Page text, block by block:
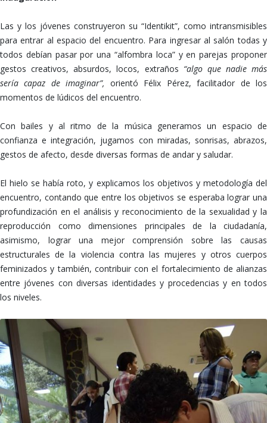
Las y los jóvenes construyeron su “Identikit”, como intransmisibles
para entrar al espacio del encuentro. Para ingresar al salón todas y
todos debían pasar por una “alfombra loca” y en parejas proponer
gestos creativos, absurdos, locos, extraños “algo que nadie más
sería capaz de imaginar”, orientó Félix Pérez, facilitador de los
momentos de lúdicos del encuentro.
Con bailes y al ritmo de la música generamos un espacio de
confianza e integración, jugamos con miradas, sonrisas, abrazos,
gestos de afecto, desde diversas formas de andar y saludar.
El hielo se había roto, y explicamos los objetivos y metodología del
encuentro, contando que entre los objetivos se esperaba lograr una
profundización en el análisis y reconocimiento de la sexualidad y la
reproducción como dimensiones principales de la ciudadanía,
asimismo, lograr una mejor comprensión sobre las causas
estructurales de la violencia contra las mujeres y otros cuerpos
feminizados y también, contribuir con el fortalecimiento de alianzas
entre jóvenes con diversas identidades y procedencias y en todos
los niveles.